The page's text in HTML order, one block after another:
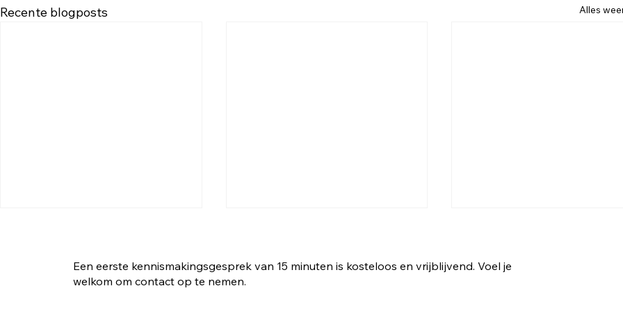
Recente blogposts Alles
Een eerste kennismakingsgesprek van 15 minuten is kosteloos en vrijblijvend. Voel je
welkom om contact op te nemen.